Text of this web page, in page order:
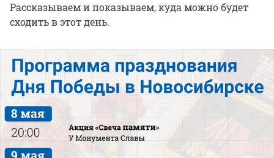
Рассказываем и показываем, куда можно будет
сходить в этот день.